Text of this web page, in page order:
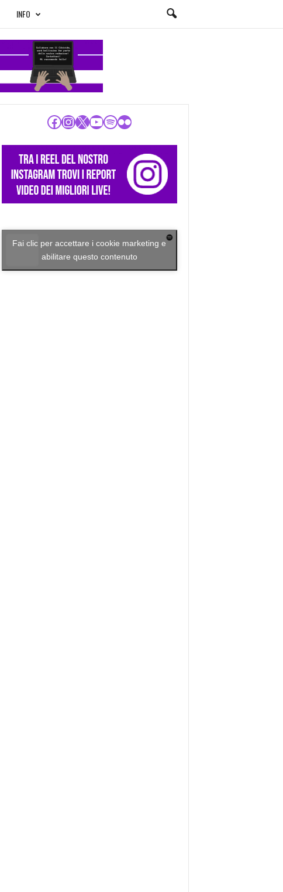
INFO
Facebook
Instagram
X YouTube
Spotify
Flickr
Fai clic per accettare i cookie marketing e
abilitare questo contenuto